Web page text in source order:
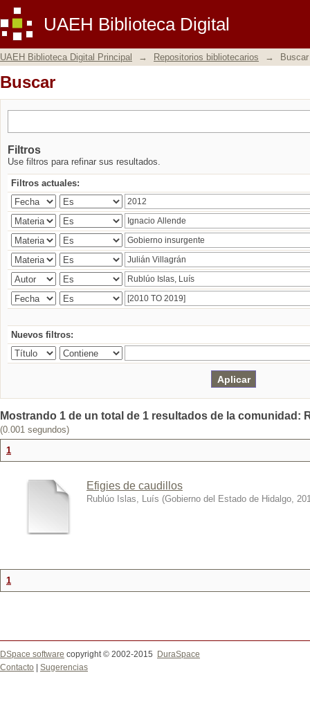
UAEH Biblioteca Digital
Buscar
UAEH Biblioteca Digital Principal → Repositorios bibliotecarios → Buscar
Buscar
Filtros
Use filtros para refinar sus resultados.
Filtros actuales:
Nuevos filtros:
Mostrando 1 de un total de 1 resultados de la comunidad:
(0.001 segundos)
1
Efigies de caudillos
Rublúo Islas, Luís (Gobierno del Estado de Hidalgo,
1
DSpace software copyright © 2002-2015
DuraSpace
Contacto
Sugerencias